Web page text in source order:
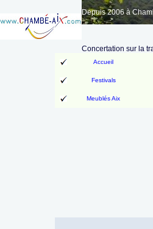
Depuis 2006 à
Concertation sur la
Accueil
Festivals
Meublés Aix